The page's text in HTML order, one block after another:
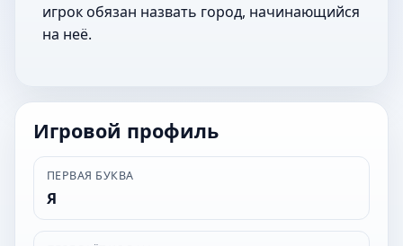
игрок обязан назвать город, начинающийся
на неё.
Игровой профиль
ПЕРВАЯ БУКВА
Я